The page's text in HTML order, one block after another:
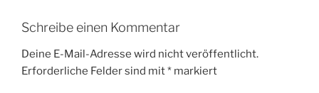
Schreibe einen Kommentar
Deine E-Mail-Adresse wird nicht veröffentlicht.
Erforderliche Felder sind mit* markiert